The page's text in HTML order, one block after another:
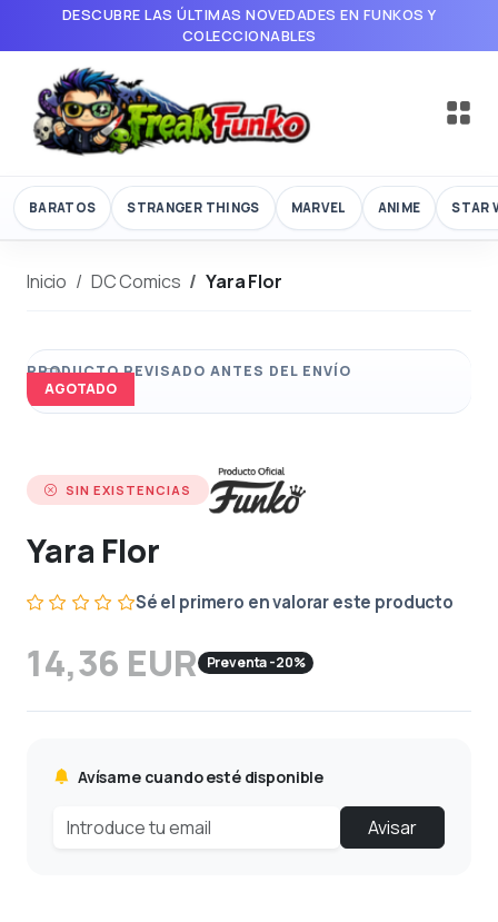
DESCUBRE LAS ÚLTIMAS NOVEDADES EN FUNKOS Y
COLECCIONABLES
BARATOS STRANGER THINGS MARVEL ANIME STAR
Inicio DC Comics Yara Flor
AGOTADO
SIN EXISTENCIAS
Yara Flor
Sé el primero en valorar este producto
14,36 EUR Preventa -20%
Avísame cuando esté disponible
Avisar